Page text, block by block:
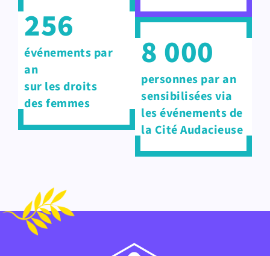
256
événements par
an
sur les droits
des femmes
8 000
personnes par an
sensibilisées via
les événements de
la Cité Audacieuse